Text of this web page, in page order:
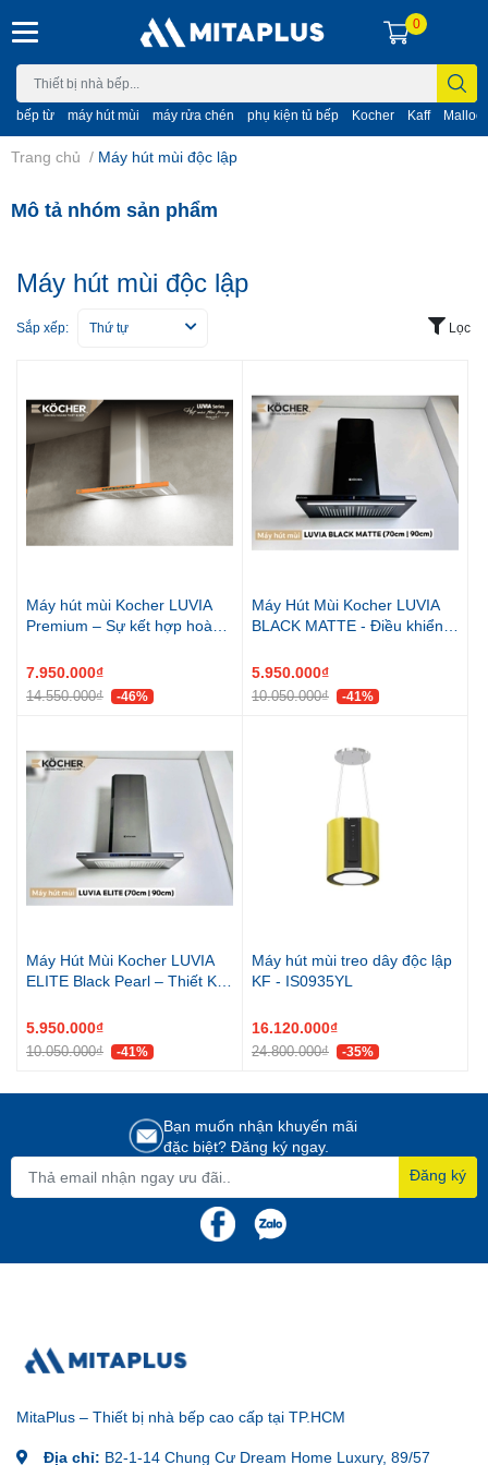
bếp từ máy hút mùi máy rửa chén phụ kiện tủ bếp Kocher Kaff
0
Trang chủ / Máy hút mùi độc lập
Mô tả nhóm sản phẩm
Máy hút mùi độc lập
Sắp xếp: Thứ tự Lọc
Máy hút mùi Kocher LUVIA
Premium – Sự kết hợp hoàn
thuật
7.950.000₫
14.550.000₫ -46%
Máy Hút Mùi Kocher LUVIA
BLACK MATTE - Điều khiển
5.950.000₫
10.050.000₫ -41%
Máy Hút Mùi Kocher LUVIA
ELITE Black Pearl – Thiết Kế
Hành Siêu Êm
5.950.000₫
10.050.000₫ -41%
Máy hút mùi treo dây độc lập
KF - IS0935YL
16.120.000₫
24.800.000₫ -35%
Bạn muốn nhận khuyến mãi
đặc biệt? Đăng ký ngay.
Đăng ký
MitaPlus – Thiết bị nhà bếp cao cấp tại TP.HCM
Địa chỉ: B2-1-14 Chung Cư Dream Home Luxury, 89/57